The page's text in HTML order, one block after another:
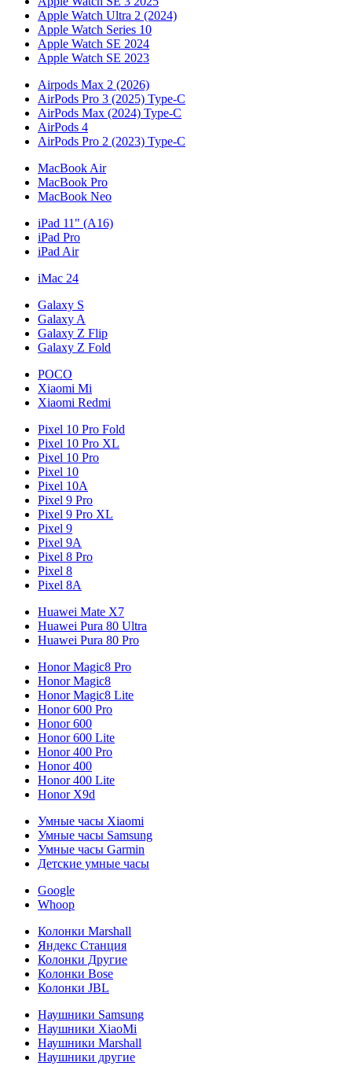
Apple Watch Ultra 2 (2024)
Apple Watch Series 10
Apple Watch SE 2024
Apple Watch SE 2023
Airpods Max 2 (2026)
AirPods Pro 3 (2025) Type-C
AirPods Max (2024) Type-C
AirPods 4
AirPods Pro 2 (2023) Type-C
MacBook Air
MacBook Pro
MacBook Neo
iPad 11" (A16)
iPad Pro
iPad Air
iMac 24
Galaxy S
Galaxy A
Galaxy Z Flip
Galaxy Z Fold
POCO
Xiaomi Mi
Xiaomi Redmi
Pixel 10 Pro Fold
Pixel 10 Pro XL
Pixel 10 Pro
Pixel 10
Pixel 10A
Pixel 9 Pro
Pixel 9 Pro XL
Pixel 9
Pixel 9A
Pixel 8 Pro
Pixel 8
Pixel 8A
Huawei Mate X7
Huawei Pura 80 Ultra
Huawei Pura 80 Pro
Honor Magic8 Pro
Honor Magic8
Honor Magic8 Lite
Honor 600 Pro
Honor 600
Honor 600 Lite
Honor 400 Pro
Honor 400
Honor 400 Lite
Honor X9d
Умные часы Xiaomi
Умные часы Samsung
Умные часы Garmin
Детские умные часы
Google
Whoop
Колонки Marshall
Яндекс Станция
Колонки Другие
Колонки Bose
Колонки JBL
Наушники Samsung
Наушники XiaoMi
Наушники Marshall
Наушники другие